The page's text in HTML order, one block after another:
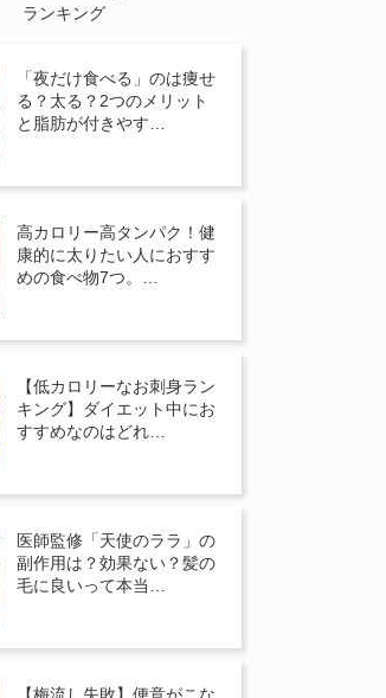
ランキング
「夜だけ食べる」のは痩せ
る？太る？2つのメリット
と脂肪が付きやす…
高カロリー高タンパク！健
康的に太りたい人におすす
めの食べ物7つ。…
【低カロリーなお刺身ラン
キング】ダイエット中にお
すすめなのはどれ…
医師監修「天使のララ」の
副作用は？効果ない？髪の
毛に良いって本当…